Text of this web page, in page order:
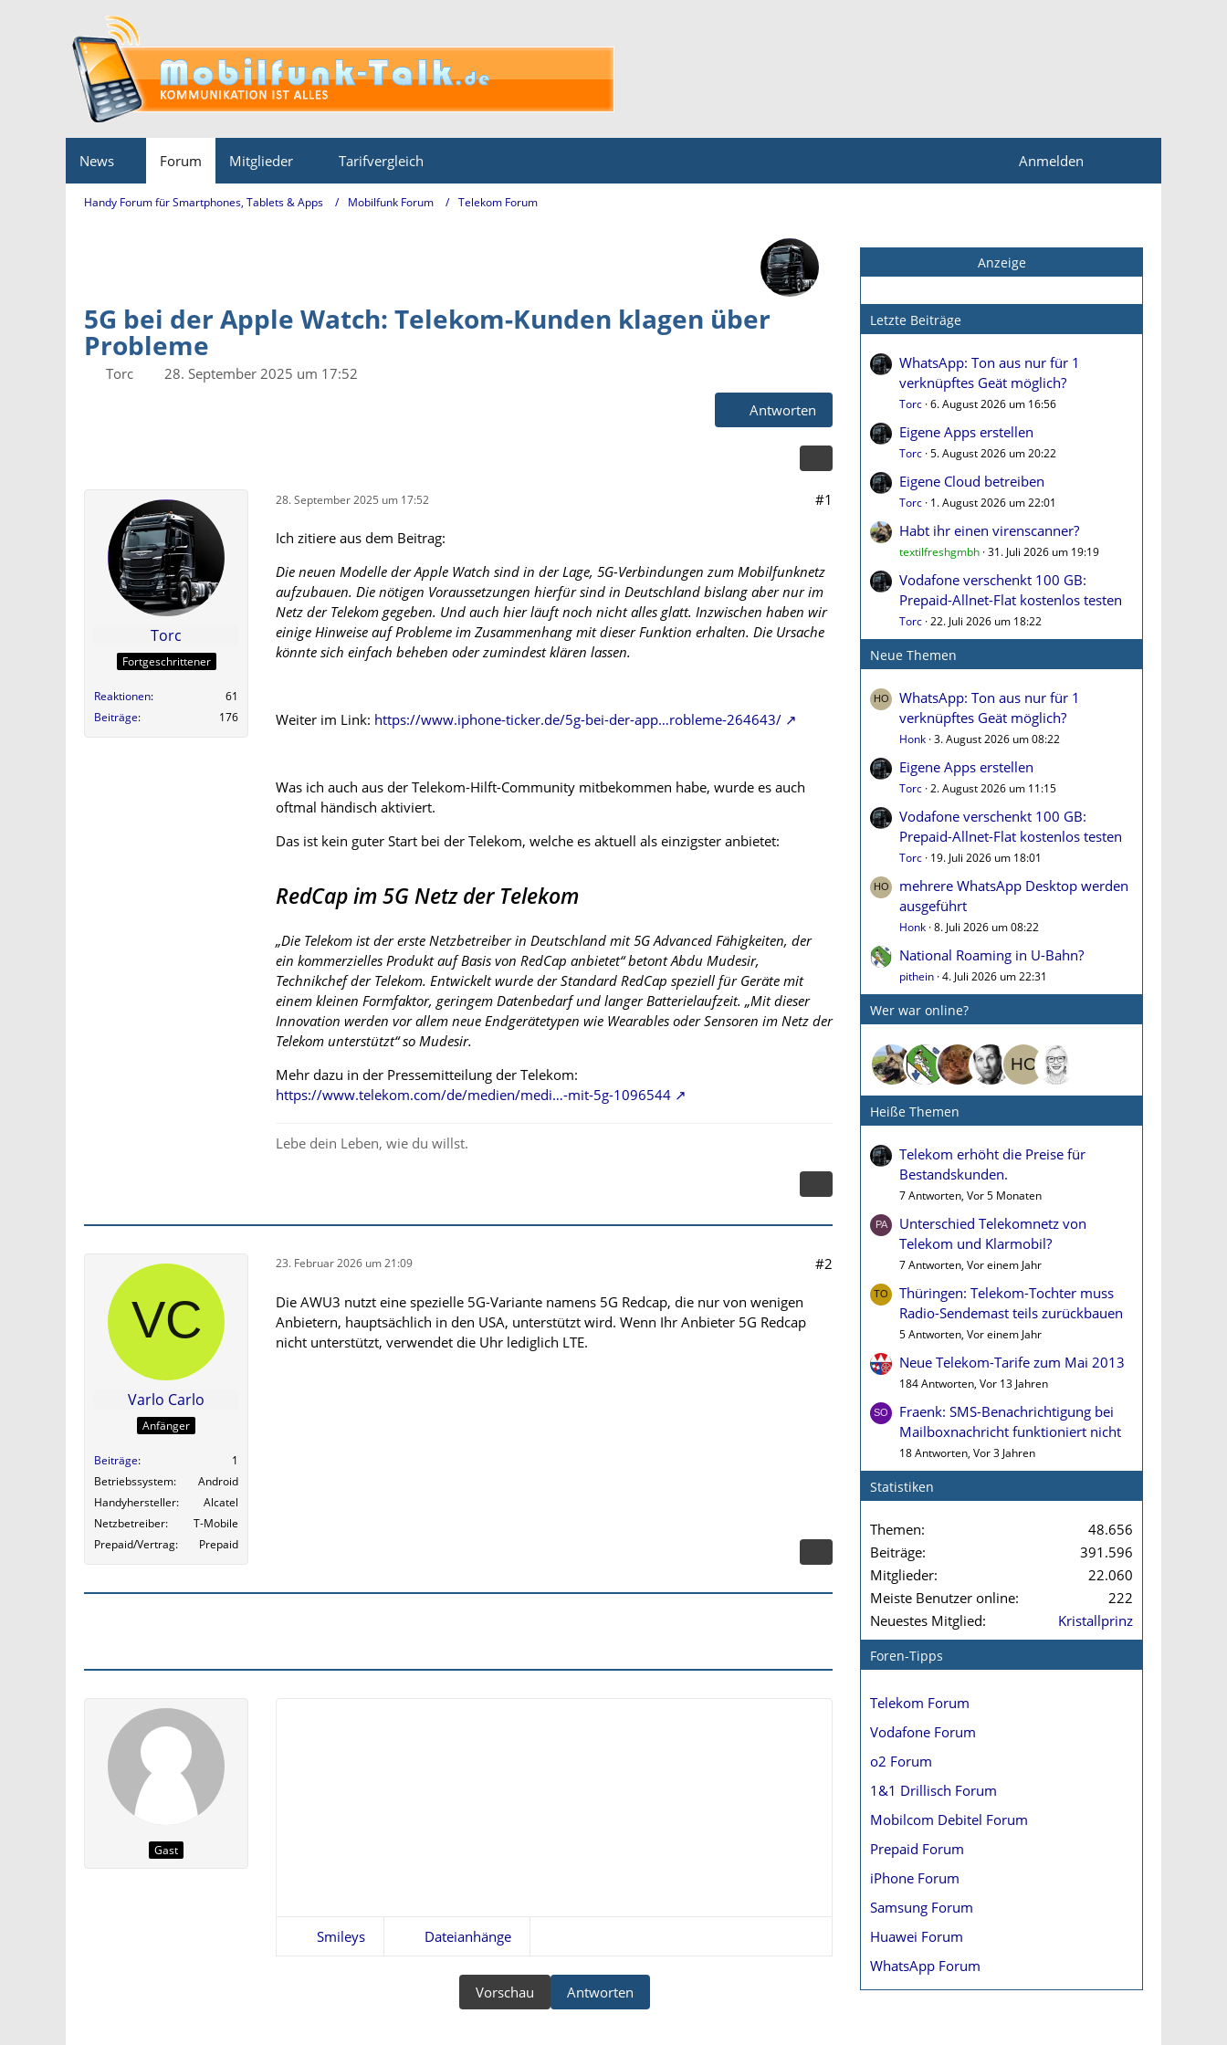
News Forum Mitglieder Tarifvergleich Anmelden
Handy Forum für Smartphones, Tablets & Apps Mobilfunk Forum Telekom Forum
5G bei der Apple Watch: Telekom-Kunden klagen über
Probleme
Torc
28. September 2025 um 17:52
Antworten
Torc
Fortgeschrittener
Reaktionen
61
Beiträge
176
28. September 2025 um 17:52 #1
Ich zitiere aus dem Beitrag:
Die neuen Modelle der Apple Watch sind in der Lage, 5G-Verbindungen zum Mobilfunknetz
aufzubauen. Die nötigen Voraussetzungen hierfür sind in Deutschland bislang aber nur im
Netz der Telekom gegeben. Und auch hier läuft noch nicht alles glatt. Inzwischen haben wir
einige Hinweise auf Probleme im Zusammenhang mit dieser Funktion erhalten. Die Ursache
könnte sich einfach beheben oder zumindest klären lassen.
Weiter im Link: https://www.iphone-ticker.de/5g-bei-der-app…robleme-264643/
Was ich auch aus der Telekom-Hilft-Community mitbekommen habe, wurde es auch
oftmal händisch aktiviert.
Das ist kein guter Start bei der Telekom, welche es aktuell als einzigster anbietet:
RedCap im 5G Netz der Telekom
„Die Telekom ist der erste Netzbetreiber in Deutschland mit 5G Advanced Fähigkeiten, der
ein kommerzielles Produkt auf Basis von RedCap anbietet“ betont Abdu Mudesir,
Technikchef der Telekom. Entwickelt wurde der Standard RedCap speziell für Geräte mit
einem kleinen Formfaktor, geringem Datenbedarf und langer Batterielaufzeit. „Mit dieser
Innovation werden vor allem neue Endgerätetypen wie Wearables oder Sensoren im Netz der
Telekom unterstützt“ so Mudesir.
Mehr dazu in der Pressemitteilung der Telekom:
https://www.telekom.com/de/medien/medi…-mit-5g-1096544
Lebe dein Leben, wie du willst.
Varlo Carlo
Anfänger
Beiträge
1
Betriebssystem
Android
Handyhersteller
Alcatel
Netzbetreiber
T-Mobile
Prepaid/Vertrag
Prepaid
23. Februar 2026 um 21:09 #2
Die AWU3 nutzt eine spezielle 5G-Variante namens 5G Redcap, die nur von wenigen
Anbietern, hauptsächlich in den USA, unterstützt wird. Wenn Ihr Anbieter 5G Redcap
nicht unterstützt, verwendet die Uhr lediglich LTE.
Gast
Smileys Dateianhänge
Antworten
Vorschau
Anzeige
Letzte Beiträge
WhatsApp: Ton aus nur für 1
verknüpftes Geät möglich?
Torc 6. August 2026 um 16:56
Eigene Apps erstellen
Torc 5. August 2026 um 20:22
Eigene Cloud betreiben
Torc 1. August 2026 um 22:01
Habt ihr einen virenscanner?
textilfreshgmbh 31. Juli 2026 um 19:19
Vodafone verschenkt 100 GB:
Prepaid-Allnet-Flat kostenlos testen
Torc 22. Juli 2026 um 18:22
Neue Themen
WhatsApp: Ton aus nur für 1
verknüpftes Geät möglich?
Honk 3. August 2026 um 08:22
Eigene Apps erstellen
Torc 2. August 2026 um 11:15
Vodafone verschenkt 100 GB:
Prepaid-Allnet-Flat kostenlos testen
Torc 19. Juli 2026 um 18:01
mehrere WhatsApp Desktop werden
ausgeführt
Honk 8. Juli 2026 um 08:22
National Roaming in U-Bahn?
pithein 4. Juli 2026 um 22:31
Wer war online?
Heiße Themen
Telekom erhöht die Preise für
Bestandskunden.
7 Antworten, Vor 5 Monaten
Unterschied Telekomnetz von
Telekom und Klarmobil?
7 Antworten, Vor einem Jahr
Thüringen: Telekom-Tochter muss
Radio-Sendemast teils zurückbauen
5 Antworten, Vor einem Jahr
Neue Telekom-Tarife zum Mai 2013
184 Antworten, Vor 13 Jahren
Fraenk: SMS-Benachrichtigung bei
Mailboxnachricht funktioniert nicht
18 Antworten, Vor 3 Jahren
Statistiken
Themen
48.656
Beiträge
391.596
Mitglieder
22.060
Meiste Benutzer online
222
Neuestes Mitglied
Kristallprinz
Foren-Tipps
Telekom Forum
Vodafone Forum
o2 Forum
1&1 Drillisch Forum
Mobilcom Debitel Forum
Prepaid Forum
iPhone Forum
Samsung Forum
Huawei Forum
WhatsApp Forum